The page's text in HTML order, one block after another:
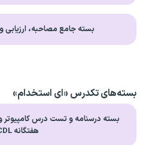
بسته جامع مصاحبه،
بسته‌های تکدرس «ای استخدام»
بسته درسنامه و تست درس کامپیوتر
هفتگانه ICDL)